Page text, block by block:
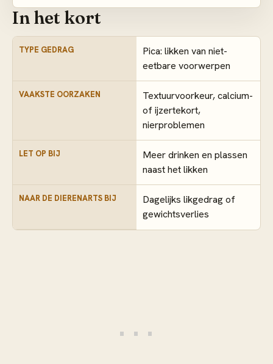
In het kort
TYPE GEDRAG
Pica: likken van niet-
eetbare voorwerpen
VAAKSTE OORZAKEN
Textuurvoorkeur, calcium-
of ijzertekort,
nierproblemen
LET OP BIJ
Meer drinken en plassen
naast het likken
NAAR DE DIERENARTS BIJ
Dagelijks likgedrag of
gewichtsverlies